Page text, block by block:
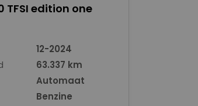
TFSI edition one
12-2024
63.337 km
Automaat
Benzine